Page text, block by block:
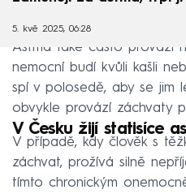
5. kvě 2025, 06:28
Astma také často provází
nemocní budí kvůli kašli
spí v polosedě, aby se jim
obvykle provází záchvaty
V Česku žijí statisíce
V případě, kdy člověk s
záchvat, prožívá silně
tímto chronickým